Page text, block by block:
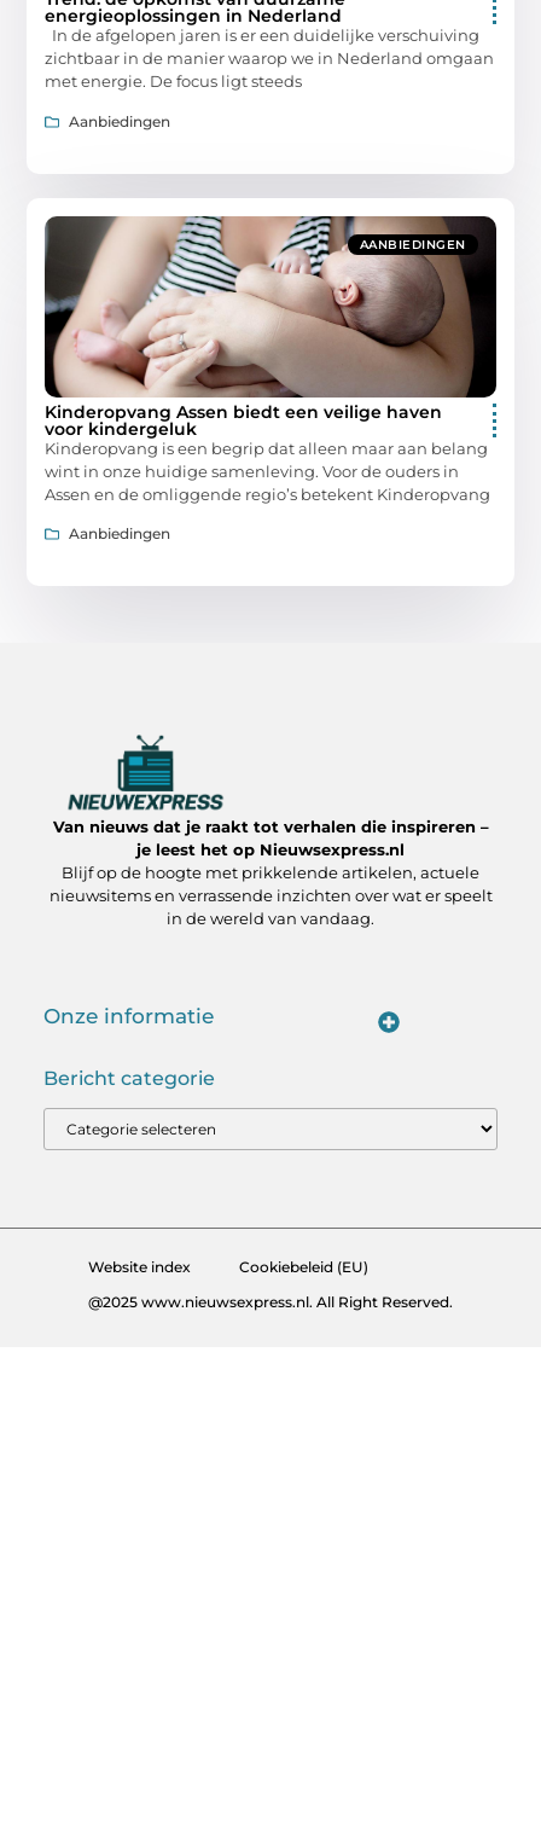
energieoplossingen in Nederland
In de afgelopen jaren is er een duidelijke verschuiving
zichtbaar in de manier waarop we in Nederland omgaan
met energie. De focus ligt steeds
Aanbiedingen
AANBIEDINGEN
Kinderopvang Assen biedt een veilige haven
voor kindergeluk
Kinderopvang is een begrip dat alleen maar aan belang
wint in onze huidige samenleving. Voor de ouders in
Assen en de omliggende regio’s betekent Kinderopvang
Aanbiedingen
Van nieuws dat je raakt tot verhalen die inspireren –
je leest het op Nieuwsexpress.nl
Blijf op de hoogte met prikkelende artikelen, actuele
nieuwsitems en verrassende inzichten over wat er speelt
in de wereld van vandaag.
Onze informatie
Bericht categorie
Website index
Cookiebeleid (EU)
@2025 www.nieuwsexpress.nl. All Right Reserved.